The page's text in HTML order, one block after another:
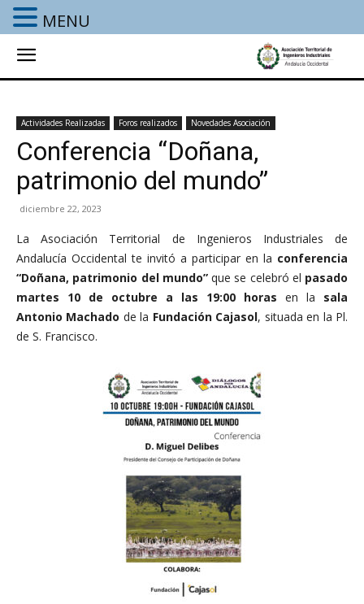
Actividades Realizadas Foros realizados Novedades Asociación
Conferencia “Doñana,
patrimonio del mundo”
diciembre 22, 2023
La Asociación Territorial de Ingenieros Industriales de
Andalucía Occidental te invitó a participar en la conferencia
“Doñana, patrimonio del mundo”que se celebró el pasado
martes 10 de octubre a las 19:00 horas en la sala
Antonio Machado de la Fundación Cajasol, situada en la Pl.
de S. Francisco.
MENU